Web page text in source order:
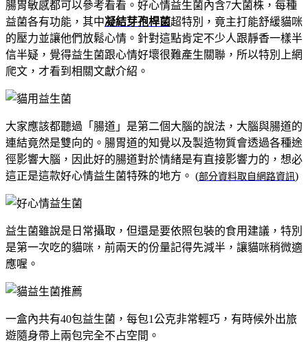
腸胃敏感都可以參考看看。好心情益生菌內含7大菌株，每種
益菌各有功能，其中凝結芽孢桿菌超特別，竟主打能舒緩貓咪
的壓力並讓他們放鬆心情。針對這點肯定不少人跟靜香一樣半
信半疑，覺得益生菌跟心情好壞很難產生關聯，所以特別上網
爬文，才看到相關文獻介紹。
大家應該都聽過「腸道」是第二個大腦的說法，大腦與腸道的
連結竟然是雙向的。腸胃道的知覺以及製造物質會透過各種途
徑影響大腦，因此好的腸道對於情緒是有直接影響力的，想必
這正是這款好心情益生菌特殊的地方。 (部分資料取自網路資訊)
益生菌雖說是日常攝取，但還是要依照包裝的食用建議，特別
是第一次吃的貓咪，前兩天的份量記得先減半，讓貓咪稍微適
應喔。
一盒內共有40包益生菌，每包1公克非常輕巧，有時候外出旅
遊隨身帶上兩包完全不占空間。